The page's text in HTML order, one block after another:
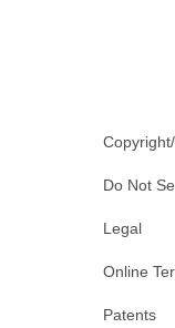
Do Not
Legal
Online
Patents